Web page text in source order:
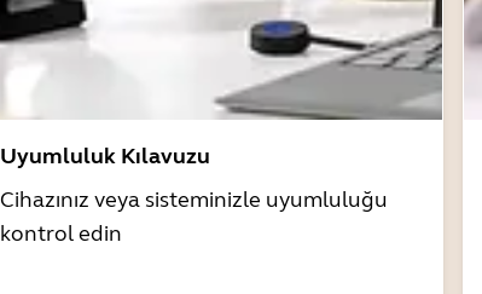
Uyumluluk Kılavuzu
Cihazınız veya sisteminizle uyumluluğu
kontrol edin